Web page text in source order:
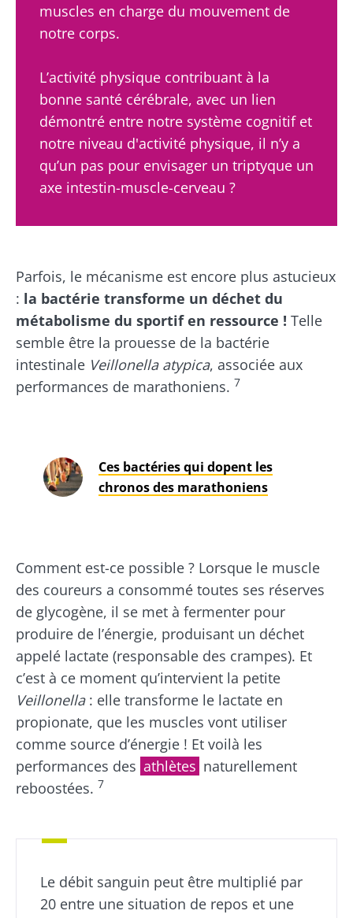
muscles en charge du mouvement de
notre corps.
L’activité physique contribuant à la
bonne santé cérébrale, avec un lien
démontré entre notre système cognitif et
notre niveau d'activité physique, il n’y a
qu’un pas pour envisager un triptyque un
axe intestin-muscle-cerveau ?
Parfois, le mécanisme est encore plus astucieux
: la bactérie transforme un déchet du
métabolisme du sportif en ressource ! Telle
semble être la prouesse de la bactérie
intestinale Veillonella atypica, associée aux
performances de marathoniens. 7
Ces bactéries qui dopent les
chronos des marathoniens
Comment est-ce possible ? Lorsque le muscle
des coureurs a consommé toutes ses réserves
de glycogène, il se met à fermenter pour
produire de l’énergie, produisant un déchet
appelé lactate (responsable des crampes). Et
c’est à ce moment qu’intervient la petite
Veillonella: elle transforme le lactate en
propionate, que les muscles vont utiliser
comme source d’énergie ! Et voilà les
performances des athlètes naturellement
reboostées. 7
Le débit sanguin peut être multiplié par
20 entre une situation de repos et une